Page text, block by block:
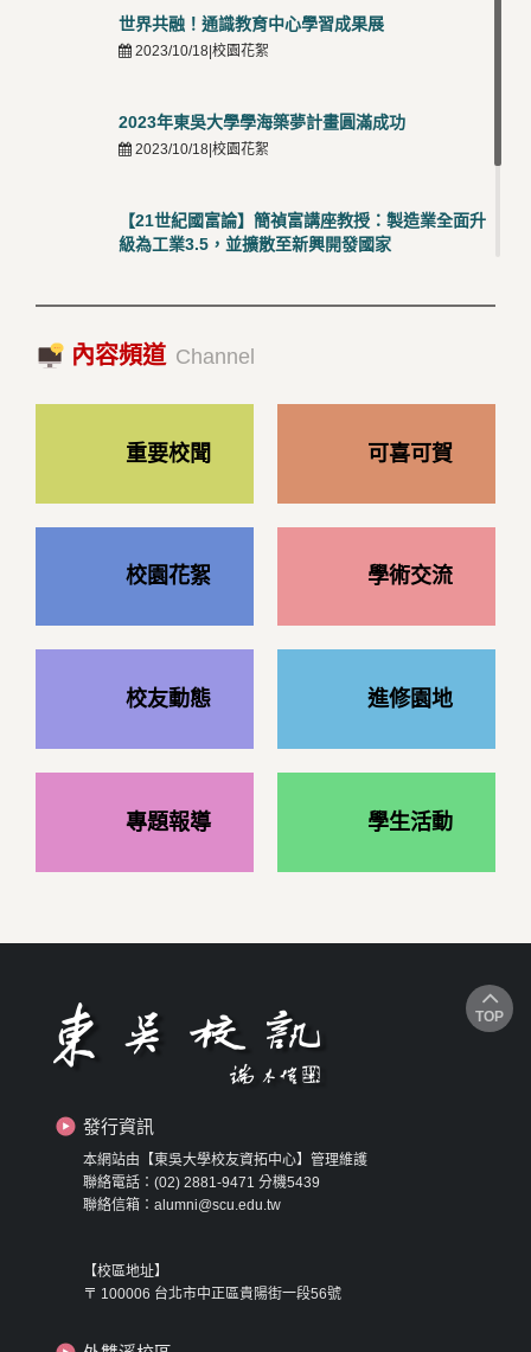
世界共融！通識教育中心學習成果展
2023/10/18|校園花絮
2023年東吳大學學海築夢計畫圓滿成功
2023/10/18|校園花絮
【21世紀國富論】簡禎富講座教授：製造業全面升
級為工業3.5，並擴散至新興開發國家
2023/10/18|推薦閱讀
內容頻道 Channel
重要校聞 可喜可賀
校園花絮 學術交流
校友動態 進修園地
專題報導 學生活動
發行資訊
本網站由【東吳大學校友資拓中心】管理維護
聯絡電話：(02) 2881-9471 分機5439
聯絡信箱：alumni@scu.edu.tw
【校區地址】
〒 100006 台北市中正區貴陽街一段56號
TOP